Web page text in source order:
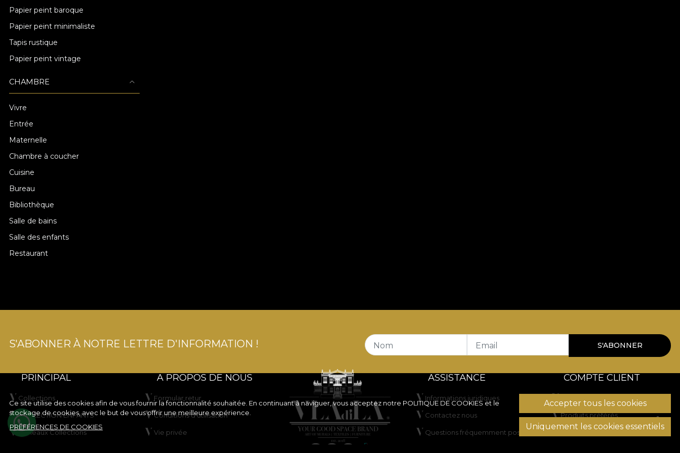
Papier peint baroque
Papier peint minimaliste
Tapis rustique
Papier peint vintage
CHAMBRE
Vivre
Entrée
Maternelle
Chambre à coucher
Cuisine
Bureau
Bibliothèque
Salle de bains
Salle des enfants
Restaurant
Ce site utilise des cookies afin de vous fournir la fonctionnalité souhaitée. En continuant à naviguer, vous acceptez notre POLITIQUE DE COOKIESet le
stockage de cookies, avec le but de vous offrir une meilleure expérience.
PRÉFÉRENCES DE COOKIES
Accepter tous les cookies
Uniquement les cookies essentiels
S'ABONNER À NOTRE LETTRE D'INFORMATION ! Nom Email S'ABONNER
PRINCIPAL
Collections
COLLECTION ENFANTS
Tableaux Collections
A PROPOS DE NOUS
Formular retur
Conditions d'utilisation
Vie privée
ASSISTANCE
Informations juridiques
Contactez nous
Questions fréquemment posées
COMPTE CLIENT
Historique des commandes
Produits préférés